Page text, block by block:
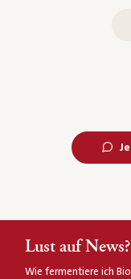
Lust auf
Wie fermentiere ich